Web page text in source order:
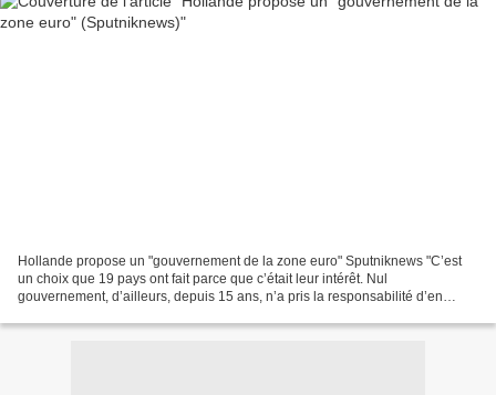
Hollande propose un "gouvernement de la zone euro" Sputniknews "C’est
un choix que 19 pays ont fait parce que c’était leur intérêt. Nul
gouvernement, d’ailleurs, depuis 15 ans, n’a pris la responsabilité d’en